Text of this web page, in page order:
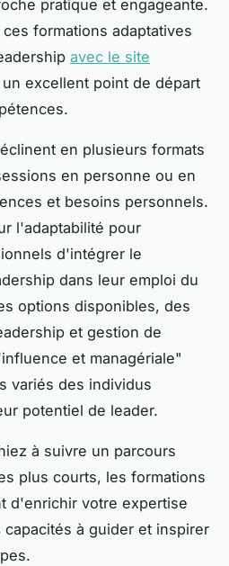
pratique et engageante.
formations adaptatives
avec le site
un excellent point de départ
en plusieurs formats
en personne ou en
et besoins personnels.
l'adaptabilité pour
d'intégrer le
dans leur emploi du
options disponibles, des
et gestion de
et managériale"
variés des individus
potentiel de leader.
à suivre un parcours
plus courts, les formations
d'enrichir votre expertise
à guider et inspirer